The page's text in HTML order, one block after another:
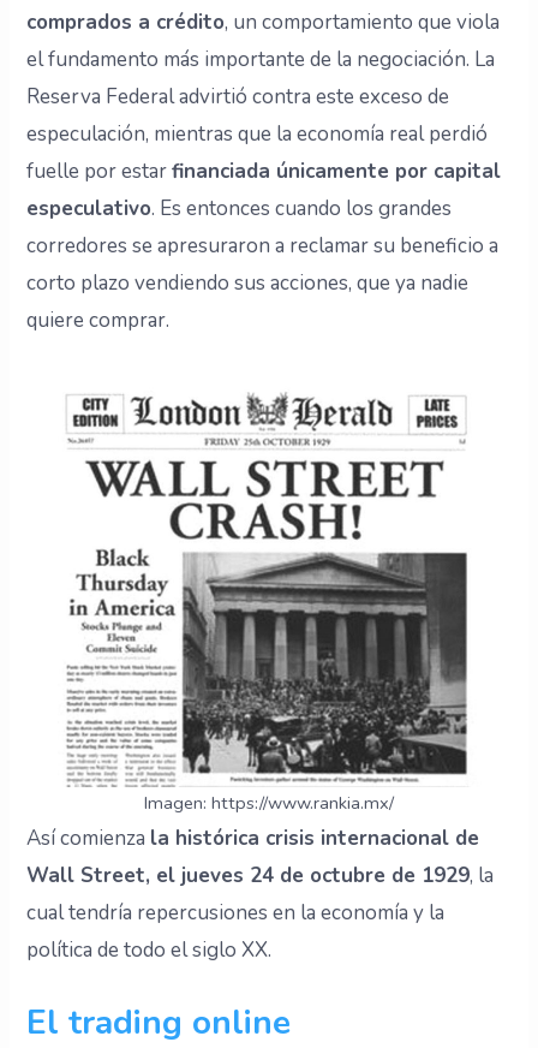
comprados a crédito, un comportamiento que viola
el fundamento más importante de la negociación. La
Reserva Federal advirtió contra este exceso de
especulación, mientras que la economía real perdió
fuelle por estarfinanciada únicamente por capital
especulativo. Es entonces cuando los grandes
corredores se apresuraron a reclamar su beneficio a
corto plazo vendiendo sus acciones, que ya nadie
quiere comprar.
Imagen: https://www.rankia.mx/
Así comienza la histórica crisis internacional de
Wall Street, el jueves 24 de octubre de 1929, la
cual tendría repercusiones en la economía y la
política de todo el siglo XX.
El trading online